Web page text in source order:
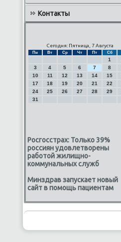
Контакты
Сегодня: Пятница, 7 Августа
Пн Вт Ср Чт Пт Сб
1
3
4 5 6 7 8
10
11 12 13 14 15
17
18 19 20 21 22
24
25 26 27 28 29
31
Росгосстрах: Только 39%
россиян удовлетворены
работой жилищно-
коммунальных служб
Минздрав запускает новый
сайт в помощь пациентам